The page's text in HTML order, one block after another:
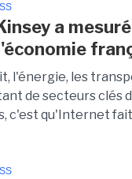
a
l'énergie, les
de secteurs clés
c'est qu'Internet